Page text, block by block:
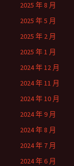
2025 年 8 月
2025 年 5 月
2025 年 2 月
2025 年 1 月
2024 年 12 月
2024 年 11 月
2024 年 10 月
2024 年 9 月
2024 年 8 月
2024 年 7 月
2024 年 6 月